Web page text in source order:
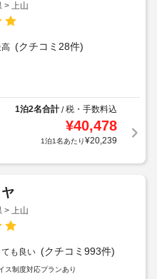
> 上山
(クチコミ28件)
1泊2名合計/税・手数料込
¥40,478
1泊1名あたり¥20,239
> 上山
ても良い (クチコミ993件)
ス制度対応プランあり